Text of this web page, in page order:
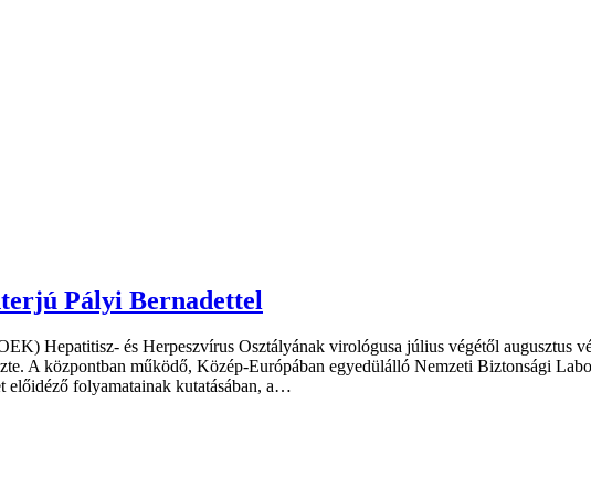
Pályi Bernadettel
Hepatitisz- és Herpeszvírus Osztályának virológusa július végétől augusztus
A központban működő, Közép-Európában egyedülálló Nemzeti Biztonsági
előidéző folyamatainak kutatásában, a…